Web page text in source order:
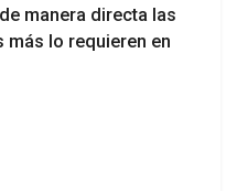
manera directa las
más lo requieren en